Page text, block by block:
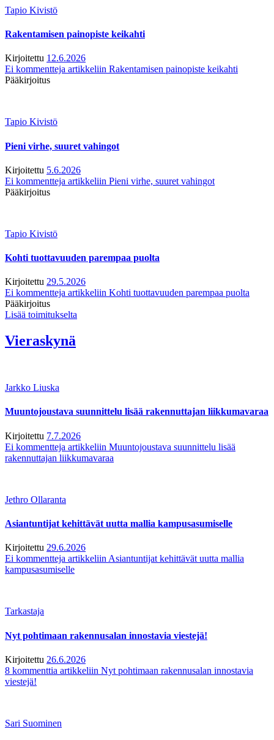
Tapio Kivistö
Rakentamisen painopiste keikahti
Kirjoitettu 12.6.2026
Ei kommentteja artikkeliin Rakentamisen painopiste keikahti
Pääkirjoitus
Tapio Kivistö
Pieni virhe, suuret vahingot
Kirjoitettu 5.6.2026
Ei kommentteja artikkeliin Pieni virhe, suuret vahingot
Pääkirjoitus
Tapio Kivistö
Kohti tuottavuuden parempaa puolta
Kirjoitettu 29.5.2026
Ei kommentteja artikkeliin Kohti tuottavuuden parempaa puolta
Pääkirjoitus
Lisää toimitukselta
Vieraskynä
Jarkko Liuska
Muuntojoustava suunnittelu lisää rakennuttajan liikkumavaraa
Kirjoitettu 7.7.2026
Ei kommentteja artikkeliin Muuntojoustava suunnittelu lisää
rakennuttajan liikkumavaraa
Jethro Ollaranta
Asiantuntijat kehittävät uutta mallia kampusasumiselle
Kirjoitettu 29.6.2026
Ei kommentteja artikkeliin Asiantuntijat kehittävät uutta mallia
kampusasumiselle
Tarkastaja
Nyt pohtimaan rakennusalan innostavia viestejä!
Kirjoitettu 26.6.2026
8 kommenttia artikkeliin Nyt pohtimaan rakennusalan innostavia
viestejä!
Sari Suominen